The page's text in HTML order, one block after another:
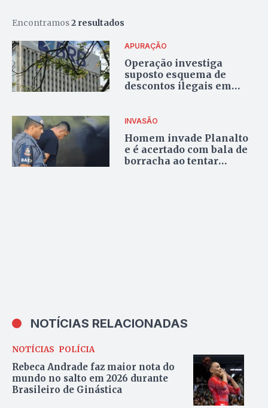
Encontramos2 resultados
APURAÇÃO
Operação investiga
suposto esquema de
descontos ilegais em
e órgãos do DF
INVASÃO
Homem invade Planalto
e é acertado com bala de
borracha ao tentar
NOTÍCIAS RELACIONADAS
NOTÍCIAS POLÍCIA
Rebeca Andrade faz maior nota do
mundo no salto em 2026 durante
Brasileiro de Ginástica